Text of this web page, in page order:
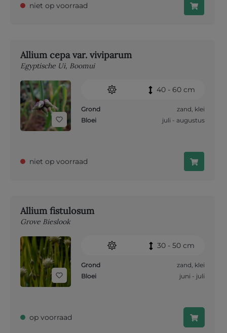
niet op voorraad
Allium cepa var. viviparum
Egyptische Ui, Boomui
40 - 60 cm
Grond zand, klei
Bloei
juli - augustus
niet op voorraad
Allium fistulosum
Grove Bieslook
30 - 50 cm
Grond zand, klei
Bloei
juni - juli
op voorraad